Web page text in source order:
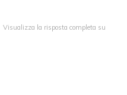
Visualizza la risposta completa su